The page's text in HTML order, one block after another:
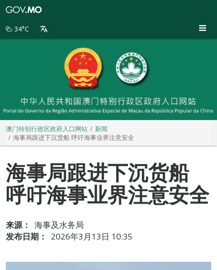
别
34°C
澳门特别行政区政府入口网站
新闻
海事局跟进下沉货船 呼吁海事业界注意安全
海事局跟进下沉货船
呼吁海事业界注意安全
来源：
海事及水务局
发布日期：
2026年3月13日 10:35